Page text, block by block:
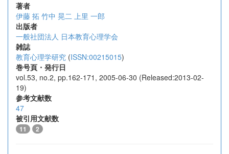
著者
伊藤 拓 竹中 晃二 上里 一郎
出版者
一般社団法人 日本教育心理学会
雑誌
教育心理学研究 (ISSN:00215015)
巻号頁・発行日
vol.53, no.2, pp.162-171, 2005-06-30 (Released:2013-02-
19)
参考文献数
47
被引用文献数
11 2